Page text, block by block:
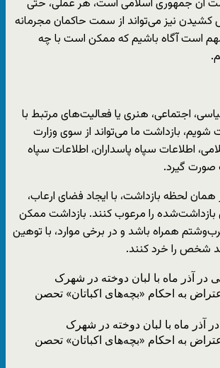
آن جمهوری اسلامی است، هر عملی، حتی
نیز می‌تواند از سمت حاکمان مجرمانه
مهم است آگاه باشیم که ممکن است با چه
اجتماعی، هنری یا فعالیت‌های مرتبط با
بازداشت ما می‌تواند از سوی وزارت
اطلاعات سپاه پاسداران، اطلاعات سپاه
صورت گیرد.
همان لحظه بازداشت، با ایجاد فضای ارعاب،
را مرعوب کنند. بازداشت ممکن
همراه باشد و در برخی موارد، با توهین
شخص را خرد کنند.
آذر ماه با لبان دوخته در شهرک
به احکام «بچه‌های اکباتان» تحصن